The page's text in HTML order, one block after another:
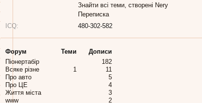
Знайти всі теми, створені Nery
Переписка
ICQ:
480-302-582
Форум Теми
Дописи
Піонертабір
182
Всяке різне
1
11
Про авто
5
Про ЦЕ
4
Життя міста
3
www
2